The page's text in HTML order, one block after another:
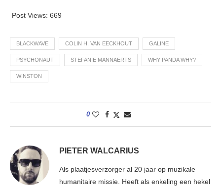
Post Views: 669
BLACKWAVE COLIN H. VAN EECKHOUT GALINE
PSYCHONAUT STEFANIE MANNAERTS WHY PANDA WHY?
WINSTON
0
PIETER WALCARIUS
Als plaatjesverzorger al 20 jaar op muzikale
humanitaire missie. Heeft als enkeling een hekel